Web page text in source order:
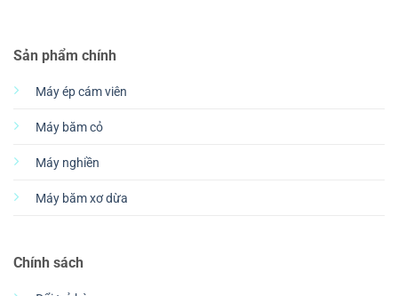
Sản phẩm chính
Máy ép cám viên
Máy băm cỏ
Máy nghiền
Máy băm xơ dừa
Chính sách